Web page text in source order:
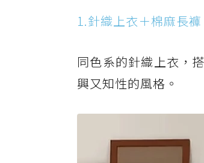
1.針織上衣＋棉麻長褲
同色系的針織上衣，
興又知性的風格。